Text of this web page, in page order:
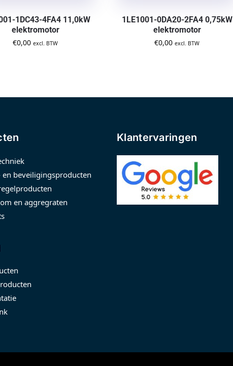
1DC43-4FA4 11,0kW
elektromotor
€0,00 excl. BTW
1LE1001-0DA20-2FA4 0,75kW
elektromotor
€0,00 excl. BTW
en beveiligingsproducten
en aggregraten
Klantervaringen